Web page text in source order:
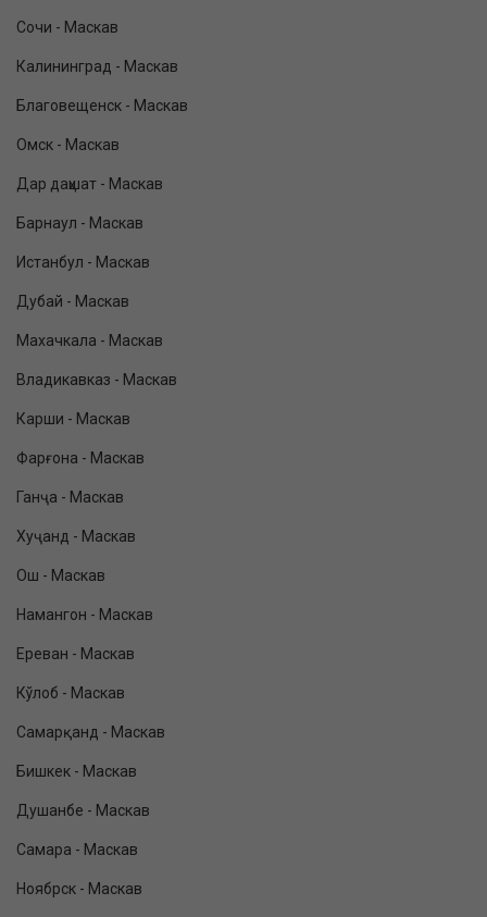
Сочи - Маскав
Калининград - Маскав
Благовещенск - Маскав
Омск - Маскав
Дар даҳшат - Маскав
Барнаул - Маскав
Истанбул - Маскав
Дубай - Маскав
Махачкала - Маскав
Владикавказ - Маскав
Карши - Маскав
Фарғона - Маскав
Ганҷа - Маскав
Хуҷанд - Маскав
Ош - Маскав
Намангон - Маскав
Ереван - Маскав
Кўлоб - Маскав
Самарқанд - Маскав
Бишкек - Маскав
Душанбе - Маскав
Самара - Маскав
Ноябрск - Маскав